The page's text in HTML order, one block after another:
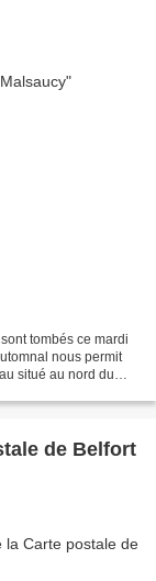
tombés ce mardi
nous permit
situé au nord du
de Belfort